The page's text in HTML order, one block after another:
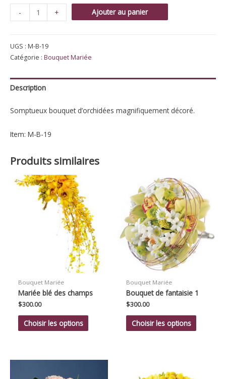
-
de
divine
+ Ajouter au panier
UGS : M-B-19
Catégorie : Bouquet Mariée
Description
Somptueux bouquet d’orchidées magnifiquement décoré.
Item: M-B-19
Produits similaires
Bouquet Mariée
Mariée blé des champs
$300.00
Choisir les options
Bouquet Mariée
Bouquet de fantaisie 1
$300.00
Choisir les options